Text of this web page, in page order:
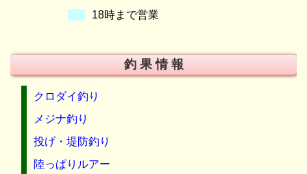
18時まで営業
釣 果 情 報
クロダイ釣り
メジナ釣り
投げ・堤防釣り
陸っぱりルアー